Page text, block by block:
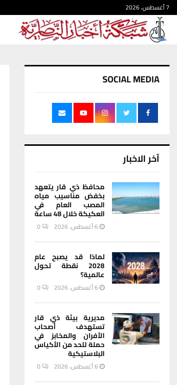
7 أغسطس، 2026
SOCIAL MEDIA
آخر الاخبار
محافظ ذي قار يتعهد
بخفض مناسيب مياه
المصب العام في
العكيكة خلال 48 ساعة
6 أغسطس، 2026 0
لماذا قد يصبح عام
2028 نقطة تحول
عالمية؟
6 أغسطس، 2026 0
مديرية بيئة ذي قار
تستهدف أصحاب
الأفران والمخابز في
حملة للحد من الأكياس
البلاستيكية
6 أغسطس، 2026 0